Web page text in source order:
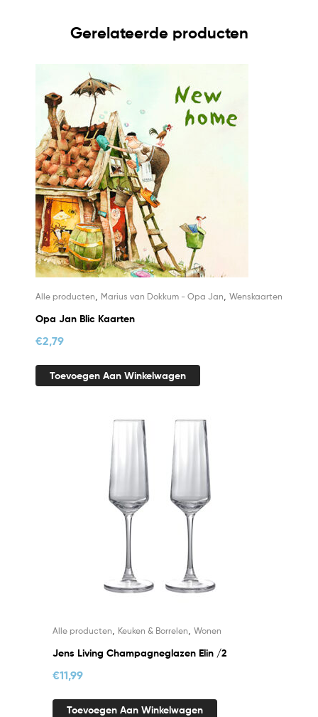
Gerelateerde producten
Alle producten Marius van Dokkum - Opa Jan Wenskaarten
Opa Jan Blic Kaarten
€2,79
Toevoegen Aan Winkelwagen
Alle producten Keuken & Borrelen Wonen
Jens Living Champagneglazen Elin /2
€11,99
Toevoegen Aan Winkelwagen